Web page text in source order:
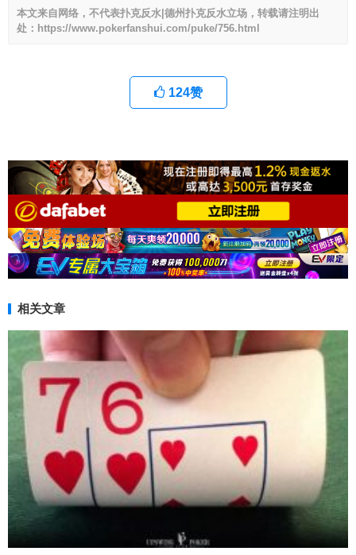
本文来自网络，不代表扑克反水|德州扑克反水立场，转载请注明出
处：https://www.pokerfanshui.com/puke/756.html
124赞
相关文章